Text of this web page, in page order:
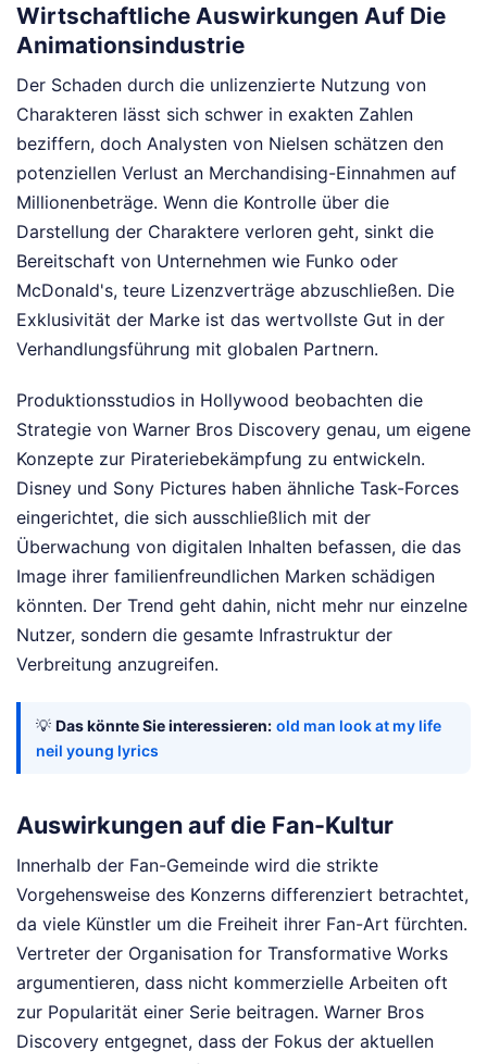
Wirtschaftliche Auswirkungen Auf Die
Animationsindustrie
Der Schaden durch die unlizenzierte Nutzung von
Charakteren lässt sich schwer in exakten Zahlen
beziffern, doch Analysten von Nielsen schätzen den
potenziellen Verlust an Merchandising-Einnahmen auf
Millionenbeträge. Wenn die Kontrolle über die
Darstellung der Charaktere verloren geht, sinkt die
Bereitschaft von Unternehmen wie Funko oder
McDonald's, teure Lizenzverträge abzuschließen. Die
Exklusivität der Marke ist das wertvollste Gut in der
Verhandlungsführung mit globalen Partnern.
Produktionsstudios in Hollywood beobachten die
Strategie von Warner Bros Discovery genau, um eigene
Konzepte zur Pirateriebekämpfung zu entwickeln.
Disney und Sony Pictures haben ähnliche Task-Forces
eingerichtet, die sich ausschließlich mit der
Überwachung von digitalen Inhalten befassen, die das
Image ihrer familienfreundlichen Marken schädigen
könnten. Der Trend geht dahin, nicht mehr nur einzelne
Nutzer, sondern die gesamte Infrastruktur der
Verbreitung anzugreifen.
💡 Das könnte Sie interessieren: old man look at my life
neil young lyrics
Auswirkungen auf die Fan-Kultur
Innerhalb der Fan-Gemeinde wird die strikte
Vorgehensweise des Konzerns differenziert betrachtet,
da viele Künstler um die Freiheit ihrer Fan-Art fürchten.
Vertreter der Organisation for Transformative Works
argumentieren, dass nicht kommerzielle Arbeiten oft
zur Popularität einer Serie beitragen. Warner Bros
Discovery entgegnet, dass der Fokus der aktuellen